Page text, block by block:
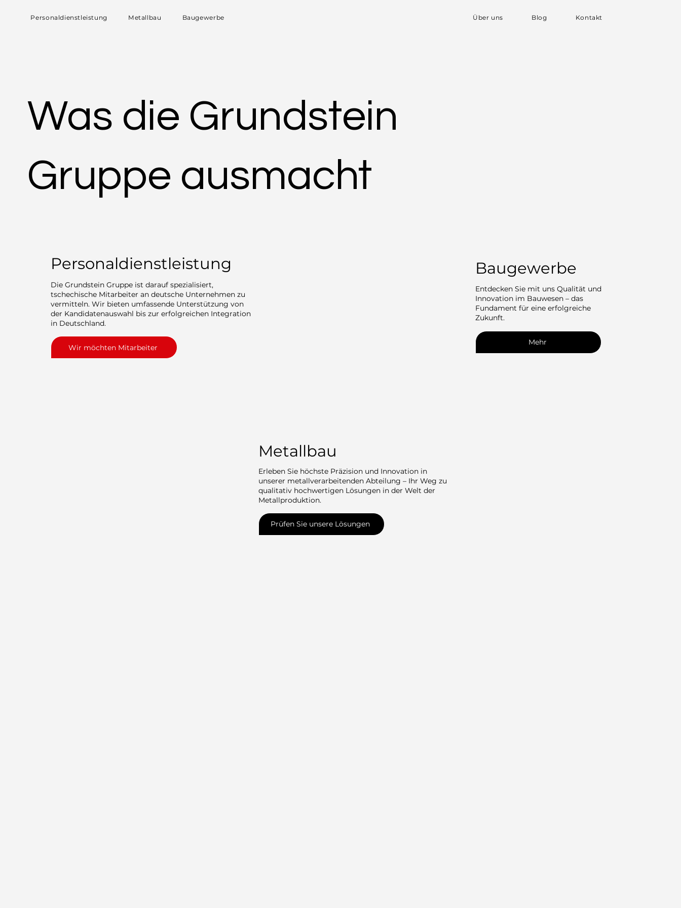
Personaldienstleistung Metallbau Baugewerbe Über uns Blog Kontakt
Was die Grundstein
Gruppe ausmacht
Die Grundstein Gruppe ist darauf spezialisiert,
tschechische Mitarbeiter an deutsche Unternehmen zu
vermitteln. Wir bieten umfassende Unterstützung von
der Kandidatenauswahl bis zur erfolgreichen Integration
in Deutschland.
Personaldienstleistung
Wir möchten Mitarbeiter
Entdecken Sie mit uns Qualität und
Innovation im Bauwesen – das
Fundament für eine erfolgreiche
Zukunft.
Baugewerbe
Mehr
Erleben Sie höchste Präzision und Innovation in
unserer metallverarbeitenden Abteilung – Ihr Weg zu
qualitativ hochwertigen Lösungen in der Welt der
Metallproduktion.
Metallbau
Prüfen Sie unsere Lösungen